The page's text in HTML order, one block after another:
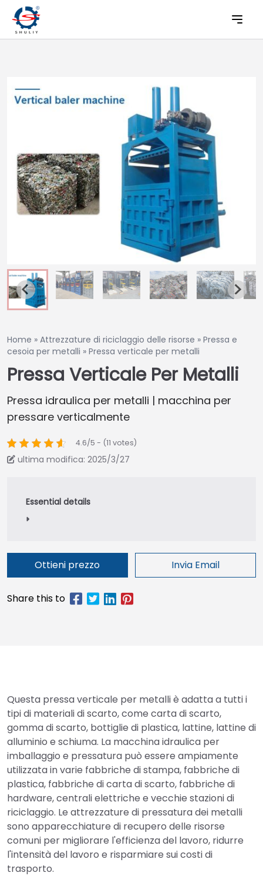
Home » Attrezzature di riciclaggio delle risorse » Pressa e
cesoia per metalli » Pressa verticale per metalli
Pressa Verticale Per Metalli
Pressa idraulica per metalli | macchina per
pressare verticalmente
4.6/5 - (11 votes)
ultima modifica: 2025/3/27
Ottieni prezzo Invia Email
Questa pressa verticale per metalli è adatta a tutti i
tipi di materiali di scarto, come carta di scarto,
gomma di scarto, bottiglie di plastica, lattine, lattine di
alluminio e schiuma. La macchina idraulica per
imballaggio e pressatura può essere ampiamente
utilizzata in varie fabbriche di stampa, fabbriche di
plastica, fabbriche di carta di scarto, fabbriche di
hardware, centrali elettriche e vecchie stazioni di
riciclaggio. Le attrezzature di pressatura dei metalli
sono apparecchiature di recupero delle risorse
comuni per migliorare l'efficienza del lavoro, ridurre
l'intensità del lavoro e risparmiare sui costi di
trasporto.